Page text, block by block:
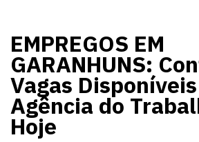
EMPREGOS EM
GARANHUNS:
Vagas
Agência do
Hoje